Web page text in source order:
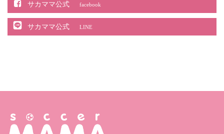
サカママ公式 facebook
サカママ公式 LINE